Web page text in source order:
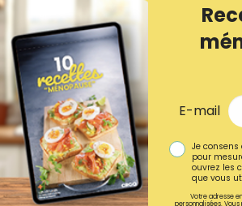
E-mail
Je
pour
ouvrez les
que vous
Votre adresse
personnalisées.